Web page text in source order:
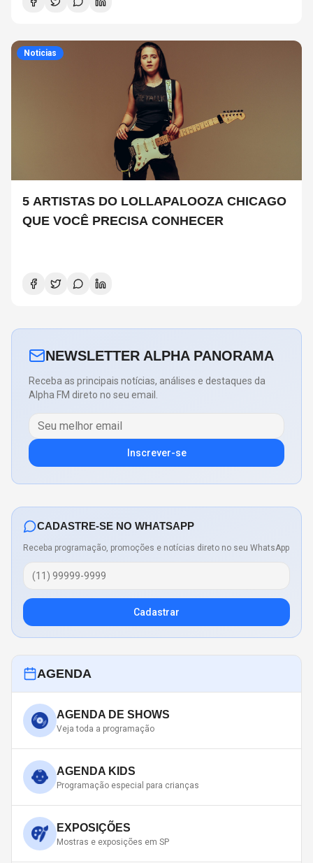
Noticias
5 ARTISTAS DO LOLLAPALOOZA CHICAGO
QUE VOCÊ PRECISA CONHECER
NEWSLETTER ALPHA PANORAMA
Receba as principais notícias, análises e destaques da
Alpha FM direto no seu email.
Inscrever-se
CADASTRE-SE NO WHATSAPP
Receba programação, promoções e notícias direto no seu WhatsApp
Cadastrar
AGENDA
AGENDA DE SHOWS
Veja toda a programação
AGENDA KIDS
Programação especial para crianças
EXPOSIÇÕES
Mostras e exposições em SP